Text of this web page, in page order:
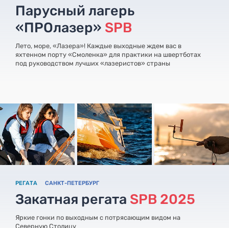
Парусный лагерь
«ПРОлазер» SPB
Лето, море, «Лазера»! Каждые выходные ждем вас в
яхтенном порту «Смоленка» для практики на швертботах
под руководством лучших «лазеристов» страны
РЕГАТА САНКТ-ПЕТЕРБУРГ
Закатная регата SPB 2025
Яркие гонки по выходным с потрясающим видом на
Северную Столицу